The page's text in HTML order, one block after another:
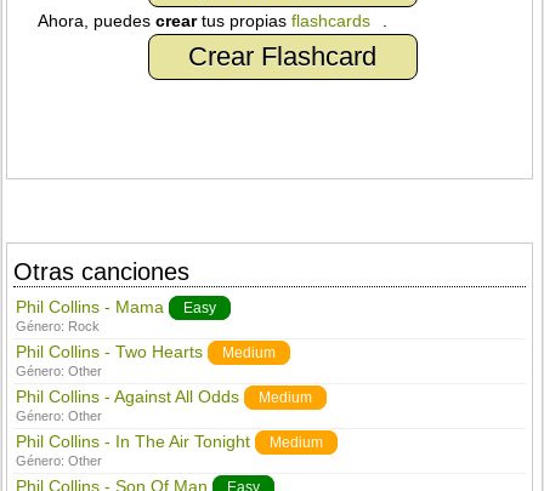
Ahora, puedescreartus propiasflashcards
Crear Flashcard
Otras canciones
Phil Collins - Mama Easy
Género: Rock
Phil Collins - Two Hearts Medium
Género:Other
Phil Collins - Against All Odds Medium
Género:Other
Phil Collins - In The Air Tonight Medium
Género:Other
Phil Collins - Son Of Man Easy